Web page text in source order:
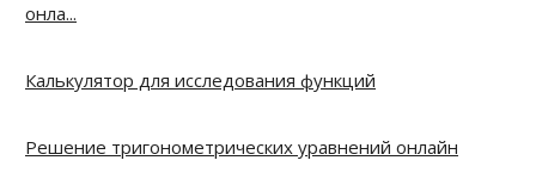
онла...
Калькулятор для исследования функций
Решение тригонометрических уравнений онлайн